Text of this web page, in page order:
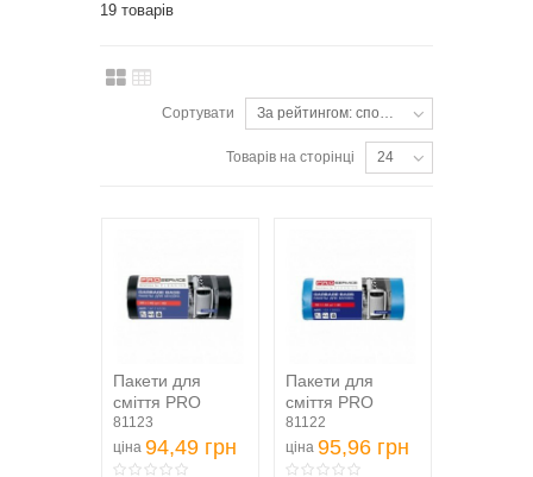
19 товарів
Сортувати За рейтингом: спочатку популярні
Товарів на сторінці 24
Пакети для
сміття PRO
SERVICE чорні,
60л 40шт (...
81123
ціна 94,49 грн
Пакети для
сміття PRO
SERVICE сині,
60л 40шт (
pr.16113200 )
81122
ціна 95,96 грн